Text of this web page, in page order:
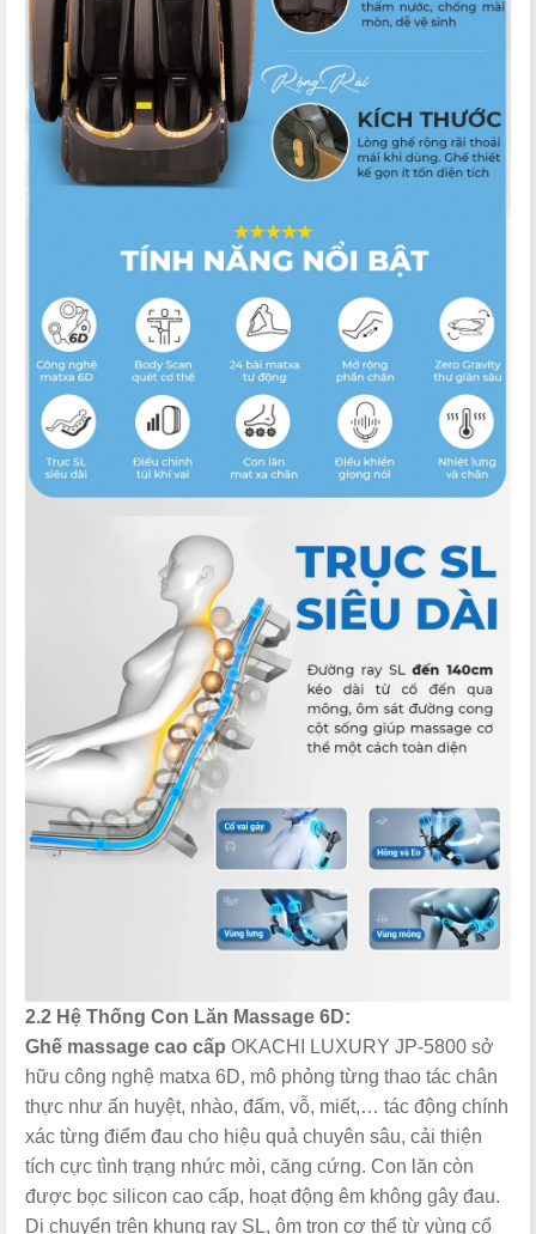
2.2 Hệ Thống Con Lăn Massage 6D:
Ghế massage cao cấp OKACHI LUXURY JP-5800 sở
hữu công nghệ matxa 6D, mô phỏng từng thao tác chân
thực như ấn huyệt, nhào, đấm, vỗ, miết,… tác động chính
xác từng điểm đau cho hiệu quả chuyên sâu, cải thiện
tích cực tình trạng nhức mỏi, căng cứng. Con lăn còn
được bọc silicon cao cấp, hoạt động êm không gây đau.
Di chuyển trên khung ray SL, ôm trọn cơ thể từ vùng cổ